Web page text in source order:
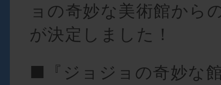
ョの奇妙な美術館から
が決定しました！
■『ジョジョの奇妙な